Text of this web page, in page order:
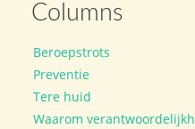
Columns
Beroepstrots
Preventie
Tere huid
Waarom